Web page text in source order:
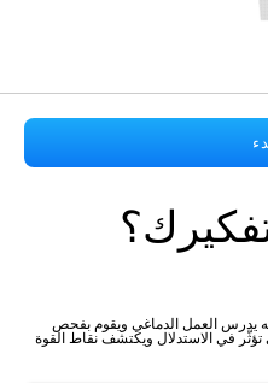
يدرس العمل الدماغي ويقوم بفحص
في الاستدلال ويكتشف نقاط القوة